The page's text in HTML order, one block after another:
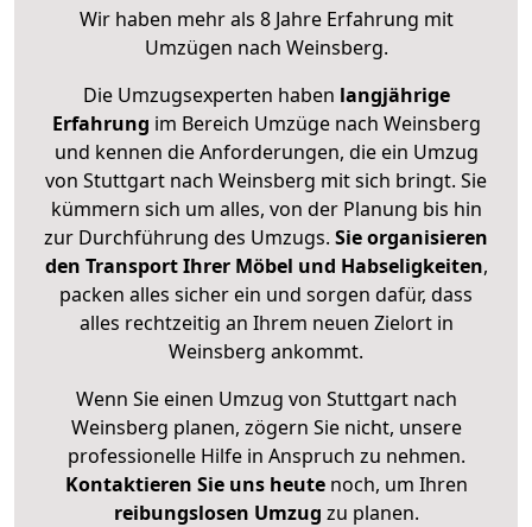
Wir haben mehr als 8 Jahre Erfahrung mit
Umzügen nach Weinsberg.
Die Umzugsexperten haben langjährige
Erfahrung im Bereich Umzüge nach Weinsberg
und kennen die Anforderungen, die ein Umzug
von Stuttgart nach Weinsberg mit sich bringt. Sie
kümmern sich um alles, von der Planung bis hin
zur Durchführung des Umzugs. Sie organisieren
den Transport Ihrer Möbel und Habseligkeiten,
packen alles sicher ein und sorgen dafür, dass
alles rechtzeitig an Ihrem neuen Zielort in
Weinsberg ankommt.
Wenn Sie einen Umzug von Stuttgart nach
Weinsberg planen, zögern Sie nicht, unsere
professionelle Hilfe in Anspruch zu nehmen.
Kontaktieren Sie uns heutenoch, um Ihren
reibungslosen Umzug zu planen.